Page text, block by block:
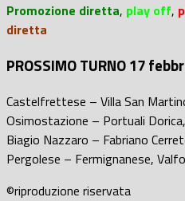
Promozione diretta, play off,
diretta
PROSSIMO TURNO 17
Castelfrettese – Villa San
Osimostazione – Portuali
Biagio Nazzaro – Fabriano
Pergolese – Fermignanese,
©riproduzione riservata